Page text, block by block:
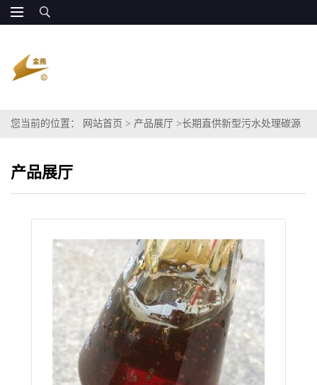
您当前的位置： 网站首页 > 产品展厅 >长期直供新型污水处理碳源
产品展厅